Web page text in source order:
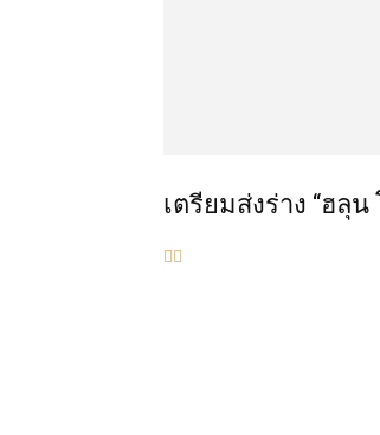
เตรียมส่งร่าง “ฮลุ